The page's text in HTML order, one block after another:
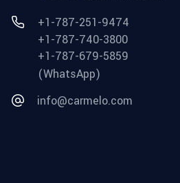
+1-787-251-9474
+1-787-740-3800
+1-787-679-5859
(WhatsApp)
info@carmelo.com